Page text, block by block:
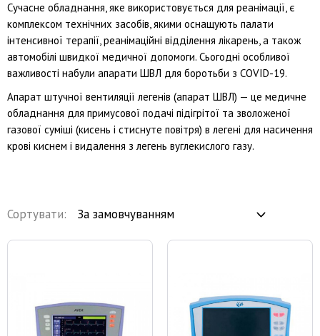
Сучасне обладнання, яке використовується для реанімації, є
комплексом технічних засобів, якими оснащують палати
інтенсивної терапії, реанімаційні відділення лікарень, а також
автомобілі швидкої медичної допомоги. Сьогодні особливої
важливості набули апарати ШВЛ для боротьби з COVID-19.
Апарат штучної вентиляції легенів (апарат ШВЛ) — це медичне
обладнання для примусової подачі підігрітої та зволоженої
газової суміші (кисень і стиснуте повітря) в легені для насичення
крові киснем і видалення з легень вуглекислого газу.
Сортувати: